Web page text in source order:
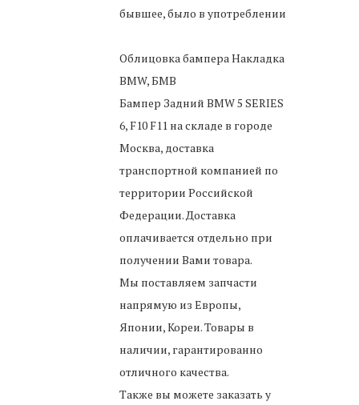
бывшее, было в употреблении
Облицовка бампера Накладка
BMW, БМВ
Бампер Задний BMW 5 SERIES
6, F10 F11 на складе в городе
Москва, доставка
транспортной компанией по
территории Российской
Федерации. Доставка
оплачивается отдельно при
получении Вами товара.
Мы поставляем запчасти
напрямую из Европы,
Японии, Кореи. Товары в
наличии, гарантированно
отличного качества.
Также вы можете заказать у